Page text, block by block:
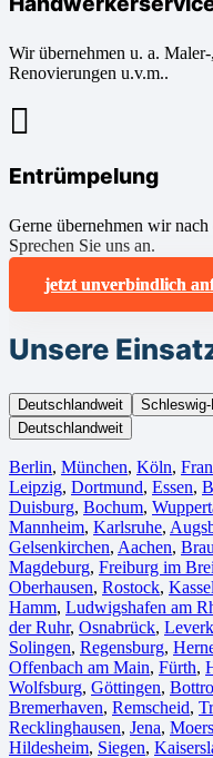
Wir übernehmen u. a.
Renovierungen u.v.m..
Entrümpelung
Gerne übernehmen wir
Sprechen Sie uns an.
jetzt unverbindlich
Unsere
Deutschlandweit
Deutschlandweit
Berlin⁠, München, Köln⁠,
Leipzig, Dortmund, Essen,
Duisburg⁠, Bochum,
Mannheim, Karlsruhe,
Gelsenkirchen⁠, Aachen⁠,
Magdeburg, Freiburg im
Oberhausen⁠, Rostock⁠, Kassel⁠
Hamm, Ludwigshafen am
der Ruhr, Osnabrück⁠,
Solingen, Regensburg,
Offenbach am Main, Fürth⁠,
Wolfsburg⁠, Göttingen,
Bremerhaven⁠, Remscheid,
Recklinghausen, Jena⁠, Moers⁠
Hildesheim⁠, Siegen⁠,